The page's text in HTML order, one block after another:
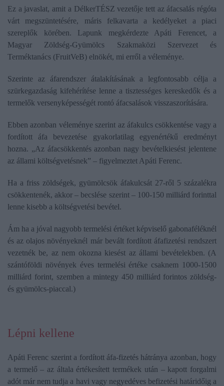
Ez a javaslat, amit a DélkerTÉSZ vezetője tett az áfacsalás régóta
várt megszüntetésére, máris felkavarta a kedélyeket a piaci
szereplők körében. Lapunk megkérdezte Apáti Ferencet, a
Magyar Zöldség-Gyümölcs Szakmaközi Szervezet és
Terméktanács (FruitVeB) elnökét, mi erről a véleménye.
Szerinte az áfarendszer átalakításának a legfontosabb célja a
szürkegazdaság kifehérítése lenne a tisztességes kereskedők és a
termelők versenyképességét rontó áfacsalások visszaszorítására.
Ebben azonban véleménye szerint az áfakulcs csökkentése vagy a
fordított áfa bevezetése gyakorlatilag egyenértékű eredményt
hozna. „Az áfacsökkentés azonban nagy bevételkiesést jelentene
az állami költségvetésnek” – figyelmeztet Apáti Ferenc.
Ha a friss zöldségek, gyümölcsök áfakulcsát 27-ről 5 százalékra
csökkentenék, akkor – becslése szerint – 100-150 milliárd forinttal
lenne kisebb a költségvetési bevétel.
Ám ha a jóval nagyobb termelési értéket képviselő gabonaféléknél
és az olajos növényeknél már bevált fordított áfafizetési rendszert
vezetnék be, az nem okozna kiesést az állami bevételekben. (A
szántóföldi növények éves termelési értéke csaknem 1000-1500
milliárd forint, szemben a mintegy 450 milliárd forintos zöldség-
és gyümölcs-piaccal.)
Lépni kellene
Apáti Ferenc szerint a fordított áfa-fizetés hátránya azonban, hogy
a termelő – az általa értékesített termékek után – kapott forgalmi
adót már nem tudja a havi vagy negyedéves befizetési határidőig a